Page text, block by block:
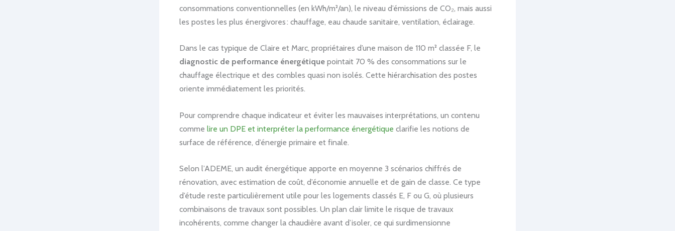
consommations conventionnelles (en kWh/m²/an), le niveau d’émissions de CO₂, mais aussi
les postes les plus énergivores : chauffage, eau chaude sanitaire, ventilation, éclairage.
Dans le cas typique de Claire et Marc, propriétaires d’une maison de 110 m² classée F, le
diagnostic de performance énergétique pointait 70 % des consommations sur le
chauffage électrique et des combles quasi non isolés. Cette hiérarchisation des postes
oriente immédiatement les priorités.
Pour comprendre chaque indicateur et éviter les mauvaises interprétations, un contenu
comme lire un DPE et interpréter la performance énergétique clarifie les notions de
surface de référence, d’énergie primaire et finale.
Selon l’ADEME, un audit énergétique apporte en moyenne 3 scénarios chiffrés de
rénovation, avec estimation de coût, d’économie annuelle et de gain de classe. Ce type
d’étude reste particulièrement utile pour les logements classés E, F ou G, où plusieurs
combinaisons de travaux sont possibles. Un plan clair limite le risque de travaux
incohérents, comme changer la chaudière avant d’isoler, ce qui surdimensionne